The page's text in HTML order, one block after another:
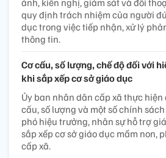
ánh, kiến nghị, giám sát và đối
quy định trách nhiệm của người
dục trong việc tiếp nhận, xử lý
thông tin.
Cơ cấu, số lượng, chế độ đối với
khi sắp xếp cơ sở giáo dục
Ủy ban nhân dân cấp xã thực
cấu, số lượng và một số chính
phó hiệu trưởng, nhân sự hỗ trợ
sắp xếp cơ sở giáo dục mầm non,
cấp xã.